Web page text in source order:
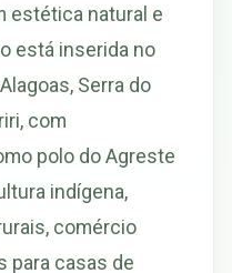
estética natural e
está inserida no
Serra do
com
polo do Agreste
indígena,
comércio
para casas de